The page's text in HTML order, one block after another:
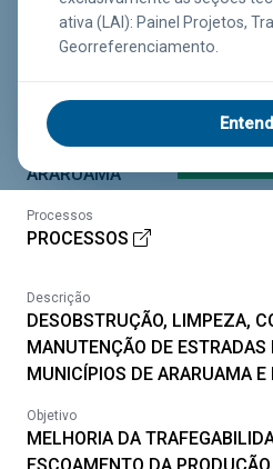
ativa (LAI): Painel Projetos,
Georreferenciamento.
Executor
SEAPPADI
Investimento
R$
Município
ARARUAMA
Percentual
Processos
PROCESSOS
Descrição
DESOBSTRUÇÃO, LIMPEZA,
MANUTENÇÃO DE ESTRADAS
MUNICÍPIOS DE ARARUAMA E
Objetivo
MELHORIA DA